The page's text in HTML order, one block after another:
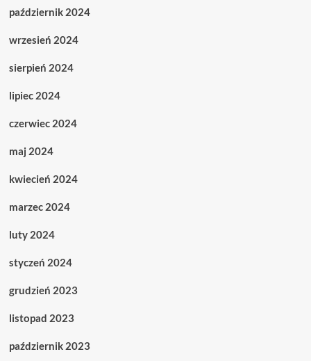
październik 2024
wrzesień 2024
sierpień 2024
lipiec 2024
czerwiec 2024
maj 2024
kwiecień 2024
marzec 2024
luty 2024
styczeń 2024
grudzień 2023
listopad 2023
październik 2023